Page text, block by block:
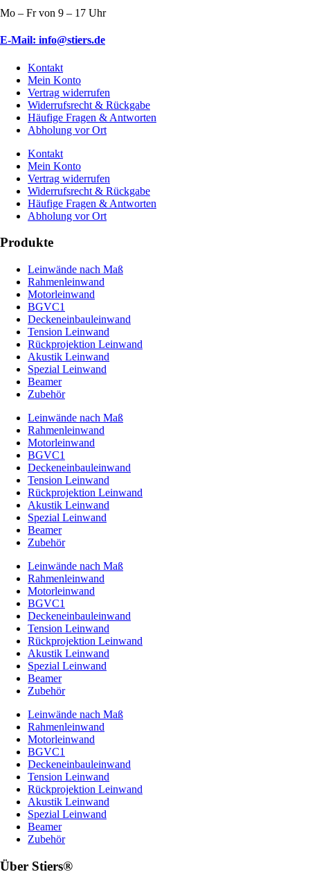
Mo – Fr von 9 – 17 Uhr
E-Mail: info@stiers.de
Kontakt
Mein Konto
Vertrag widerrufen
Widerrufsrecht & Rückgabe
Häufige Fragen & Antworten
Abholung vor Ort
Kontakt
Mein Konto
Vertrag widerrufen
Widerrufsrecht & Rückgabe
Häufige Fragen & Antworten
Abholung vor Ort
Produkte
Leinwände nach Maß
Rahmenleinwand
Motorleinwand
BGVC1
Deckeneinbauleinwand
Tension Leinwand
Rückprojektion Leinwand
Akustik Leinwand
Spezial Leinwand
Beamer
Zubehör
Leinwände nach Maß
Rahmenleinwand
Motorleinwand
BGVC1
Deckeneinbauleinwand
Tension Leinwand
Rückprojektion Leinwand
Akustik Leinwand
Spezial Leinwand
Beamer
Zubehör
Leinwände nach Maß
Rahmenleinwand
Motorleinwand
BGVC1
Deckeneinbauleinwand
Tension Leinwand
Rückprojektion Leinwand
Akustik Leinwand
Spezial Leinwand
Beamer
Zubehör
Leinwände nach Maß
Rahmenleinwand
Motorleinwand
BGVC1
Deckeneinbauleinwand
Tension Leinwand
Rückprojektion Leinwand
Akustik Leinwand
Spezial Leinwand
Beamer
Zubehör
Über Stiers®